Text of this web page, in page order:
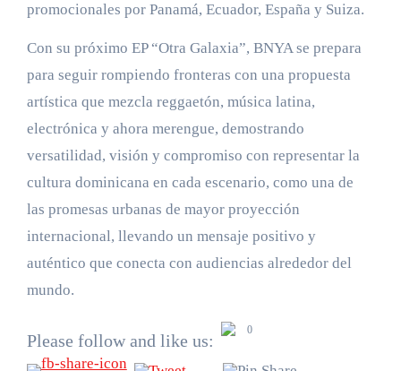
promocionales por Panamá, Ecuador, España y Suiza.
Con su próximo EP “Otra Galaxia”, BNYA se prepara
para seguir rompiendo fronteras con una propuesta
artística que mezcla reggaetón, música latina,
electrónica y ahora merengue, demostrando
versatilidad, visión y compromiso con representar la
cultura dominicana en cada escenario, como una de
las promesas urbanas de mayor proyección
internacional, llevando un mensaje positivo y
auténtico que conecta con audiencias alrededor del
mundo.
Please follow and like us:
0